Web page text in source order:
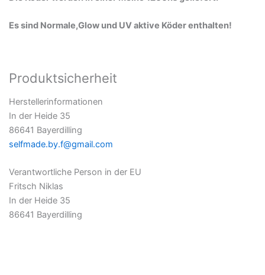
Es sind Normale,Glow und UV aktive Köder enthalten!
Produktsicherheit
Herstellerinformationen
In der Heide 35
86641 Bayerdilling
selfmade.by.f@gmail.com
Verantwortliche Person in der EU
Fritsch Niklas
In der Heide 35
86641 Bayerdilling